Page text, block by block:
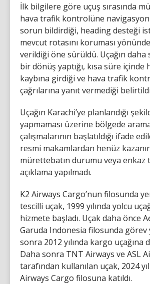
İlk bilgilere göre uçuş sırasında
hava trafik kontrolüne
sorun bildirdiği, heading desteği
mevcut rotasını koruması
verildiği öne sürüldü. Uçağın daha
bir dönüş yaptığı, kısa süre içinde
kaybına girdiği ve hava trafik
çağrılarına yanıt vermediği
Uçağın Karachi’ye planlandığı
yapmaması üzerine bölgede
çalışmalarının başlatıldığı ifade
resmi makamlardan henüz
mürettebatın durumu veya enkaz
açıklama yapılmadı.
K2 Airways Cargo’nun filosunda
tescilli uçak, 1999 yılında yolcu
hizmete başladı. Uçak daha önce
Garuda Indonesia filosunda görev
sonra 2012 yılında kargo uçağına
Daha sonra TNT Airways ve ASL
tarafından kullanılan uçak, 2024
Airways Cargo filosuna katıldı.